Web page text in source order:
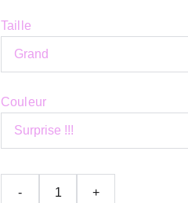
Taille
Couleur
- +